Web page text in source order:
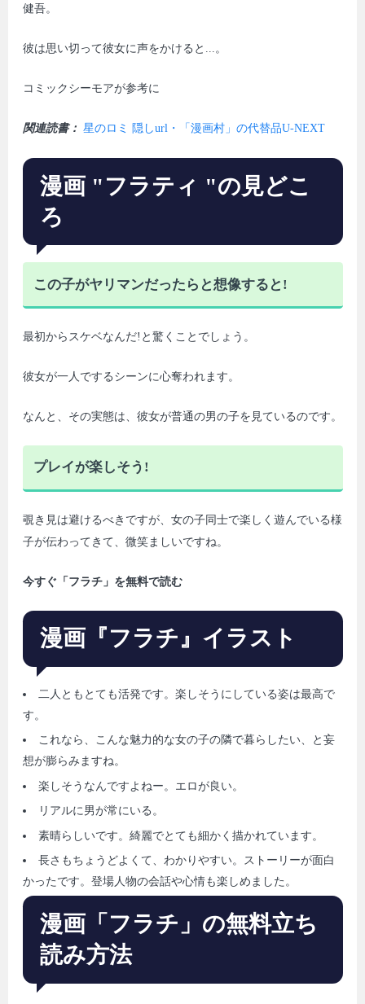
健吾。
彼は思い切って彼女に声をかけると...。
コミックシーモアが参考に
関連読書： 星のロミ 隠しurl・「漫画村」の代替品U-NEXT
漫画 "フラティ "の見どこ
ろ
この子がヤリマンだったらと想像すると!
最初からスケベなんだ!と驚くことでしょう。
彼女が一人でするシーンに心奪われます。
なんと、その実態は、彼女が普通の男の子を見ているのです。
プレイが楽しそう!
覗き見は避けるべきですが、女の子同士で楽しく遊んでいる様
子が伝わってきて、微笑ましいですね。
今すぐ「フラチ」を無料で読む
漫画『フラチ』イラスト
二人ともとても活発です。楽しそうにしている姿は最高で
す。
これなら、こんな魅力的な女の子の隣で暮らしたい、と妄
想が膨らみますね。
楽しそうなんですよねー。エロが良い。
リアルに男が常にいる。
素晴らしいです。綺麗でとても細かく描かれています。
長さもちょうどよくて、わかりやすい。ストーリーが面白
かったです。登場人物の会話や心情も楽しめました。
漫画「フラチ」の無料立ち
読み方法